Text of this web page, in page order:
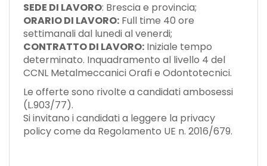
SEDE DI LAVORO: Brescia e provincia;
ORARIO DI LAVORO: Full time 40 ore
settimanali dal lunedi al venerdi;
CONTRATTO DI LAVORO: Iniziale tempo
determinato. Inquadramento al livello 4 del
CCNL Metalmeccanici Orafi e Odontotecnici.
Le offerte sono rivolte a candidati ambosessi
(L.903/77).
Si invitano i candidati a leggere la privacy
policy come da Regolamento UE n. 2016/679.